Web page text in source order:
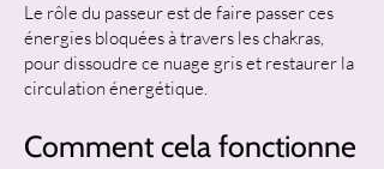
Le rôle du passeur est de faire passer ces
énergies bloquées à travers les chakras,
pour dissoudre ce nuage gris et restaurer la
circulation énergétique.
Comment cela fonctionne